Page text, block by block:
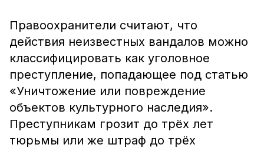
Правоохранители считают, что
действия неизвестных вандалов можно
классифицировать как уголовное
преступление, попадающее под статью
«Уничтожение или повреждение
объектов культурного наследия».
Преступникам грозит до трёх лет
тюрьмы или же штраф до трёх